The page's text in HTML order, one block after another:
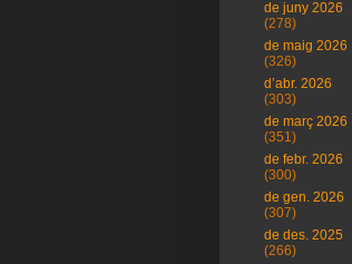
de juny 2026
(278)
de maig 2026
(326)
d’abr. 2026
(303)
de març 2026
(351)
de febr. 2026
(300)
de gen. 2026
(307)
de des. 2025
(266)